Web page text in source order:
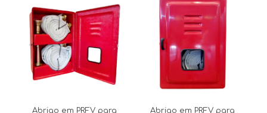
Abrigo em PRFV para
Abrigo em PRFV para